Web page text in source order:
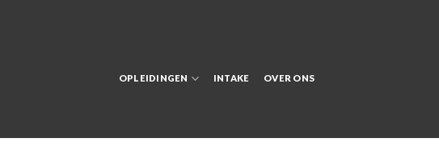
OPLEIDINGEN INTAKE OVER ONS